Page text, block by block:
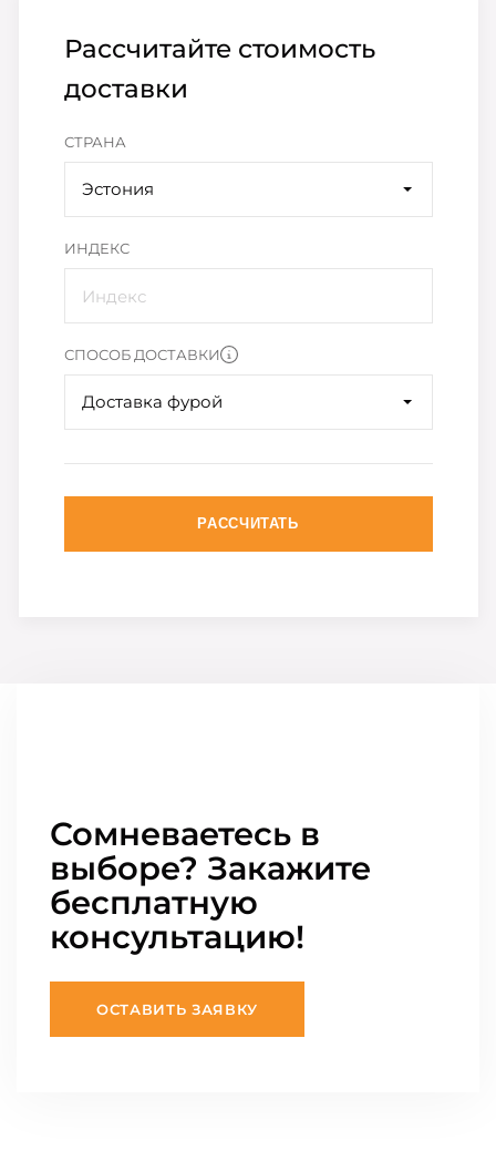
Рассчитайте стоимость
доставки
СТРАНА
Эстония
ИНДЕКС
СПОСОБ ДОСТАВКИ
Доставка фурой
РАССЧИТАТЬ
Сомневаетесь в
выборе? Закажите
бесплатную
консультацию!
ОСТАВИТЬ ЗАЯВКУ